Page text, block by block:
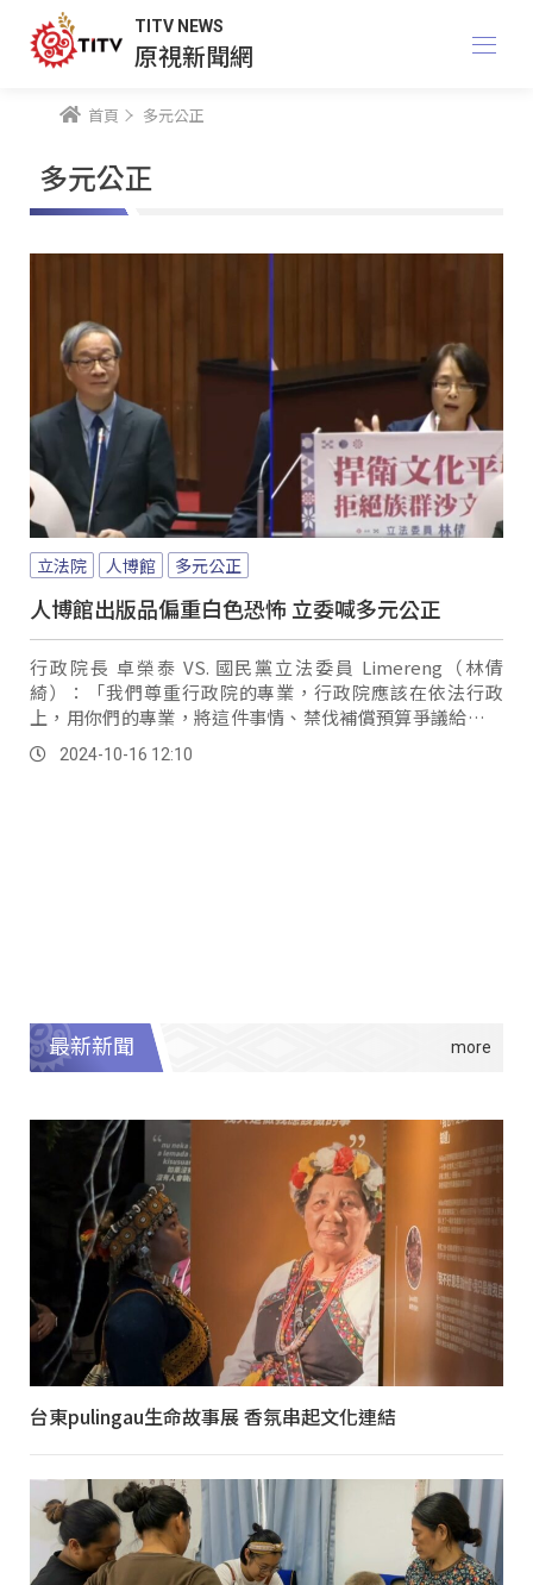
TITV NEWS
原視新聞網
首頁 多元公正
多元公正
立法院 人博館 多元公正
人博館出版品偏重白色恐怖 立委喊多元公正
行政院長 卓榮泰 VS. 國民黨立法委員 Limereng（林倩
綺）：「我們尊重行政院的專業，行政院應該在依法行政
上，用你們的專業，將這件事情、禁伐補償預算爭議給弭平
（行政院是憲政機關、行政院跟立法院都是憲政機關，我們
都必須依憲法行使我們的職權）。
2024-10-16 12:10
最新新聞
台東pulingau生命故事展 香氛串起文化連結